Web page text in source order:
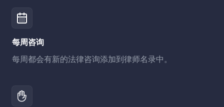
每周咨询
每周都会有新的法律咨询添加到律师名录中。